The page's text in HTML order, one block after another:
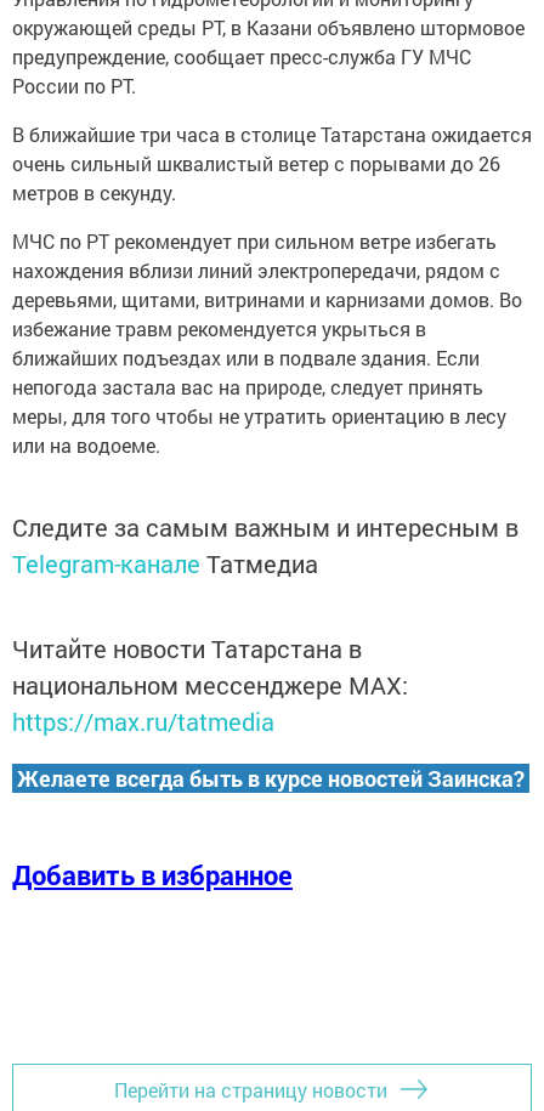
окружающей среды РТ, в Казани объявлено штормовое
предупреждение, сообщает пресс-служба ГУ МЧС
России по РТ.
В ближайшие три часа в столице Татарстана ожидается
очень сильный шквалистый ветер с порывами до 26
метров в секунду.
МЧС по РТ рекомендует при сильном ветре избегать
нахождения вблизи линий электропередачи, рядом с
деревьями, щитами, витринами и карнизами домов. Во
избежание травм рекомендуется укрыться в
ближайших подъездах или в подвале здания. Если
непогода застала вас на природе, следует принять
меры, для того чтобы не утратить ориентацию в лесу
или на водоеме.
Следите за самым важным и интересным в
Telegram-канале Татмедиа
Читайте новости Татарстана в
национальном мессенджере MАХ:
https://max.ru/tatmedia
Желаете всегда быть в курсе новостей Заинска?
Добавить в избранное
Перейти на страницу новости